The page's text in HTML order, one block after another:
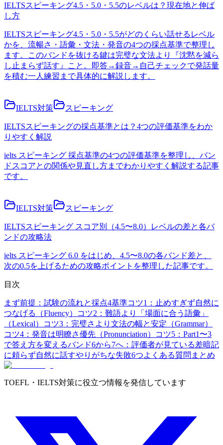
IELTSスピーキング4.5・5.0・5.5のレベルは？現在地と伸ば
し方
IELTSスピーキング4.5・5.0・5.5がどのくらい話せるレベル
かを、流暢さ・語彙・文法・発音の4つの採点基準で整理し
ます。このバンドを抜ける鍵は完璧な文法より『沈黙を減ら
し止まらず話す』こと。即答→録音→自己チェックで発話量
を積む一人練習まで具体的に解説します。
IELTS対策 スピーキング
IELTSスピーキングの採点基準とは？4つの評価基準をわか
りやすく解説
ielts スピーキング 採点基準の4つの評価基準を整理し、バン
ドスコアとの関係や見直し方までわかりやすく解説する記事
です。
IELTS対策 スピーキング
IELTSスピーキング スコア別（4.5〜8.0）レベルの差と各バ
ンドの攻略法
ielts スピーキング 6.0 をはじめ、4.5〜8.0の各バンド差と、
次の0.5を上げるための攻略ポイントを整理した記事です。
目次
まず前提：試験の流れと採点4基準コツ1：止めすぎず自然に
つなげる（Fluency）
コツ2：難語より「場面に合う語彙」
（Lexical）
コツ3：完璧さより文法の幅と安定（Grammar）
コツ4：発音は明瞭さ優先（Pronunciation）
コツ5：Part1〜3
で答え方を変えるバンド6から7へ：評価者が見ている差暗記
に頼らず自然に話すやりがちな失敗6つよくある質問 まとめ
TOEFL・IELTS対策に役立つ情報を発信しています